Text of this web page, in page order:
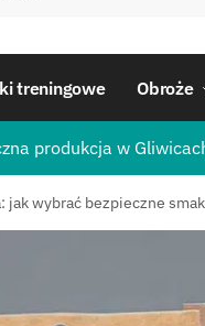
treningowe Obroże
produkcja w
jak wybrać bezpieczne